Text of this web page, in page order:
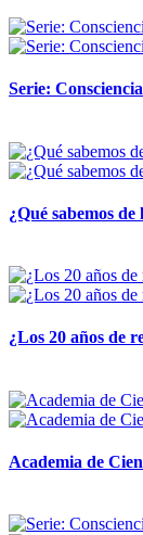
Serie:
¿Qué sabemos
¿Los 20 años de
Academia de